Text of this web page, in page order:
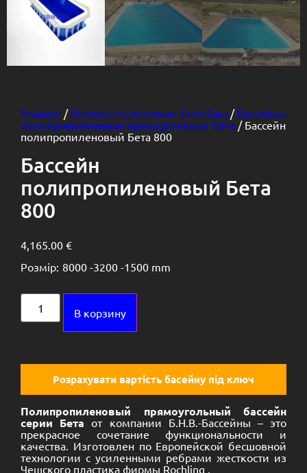
Главная / Полипропиленовые бассейны / Бассейны
полипропиленовые прямоугольные Бета / Бассейн
полипропиленовый Бета 800
Бассейн
полипропиленовый Бета
800
4,165.00 €
Розмір: 8000 -3200 -1500 mm
В корзину
Розрахувати вартість басейну під ключ
Полипропиленовый прямоугольный бассейн
серии Бета от компании Б.Н.В.-Бассейны – это
прекрасное сочетание функциональности и
качества. Изготовлен по Европейской бесшовной
технологии с усиленными ребрами жесткости из
Чешского пластика фирмы Rochling .